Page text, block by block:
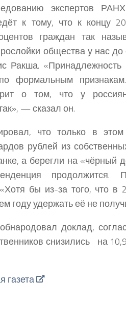
экспертов
к тому, что к концу
граждан так
общества у нас
Ракша.
формальным
о том, что у
— сказал он.
что только в этом
рублей из
а берегли на «чёрный
продолжится.
бы из-за того, что в
году удержать её не
доклад,
снизились на
газета